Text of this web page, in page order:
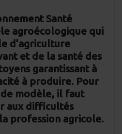
Santé
agroécologique qui
d’agriculture
et de la santé des
garantissant à
à produire. Pour
modèle, il faut
aux difficultés
profession agricole.